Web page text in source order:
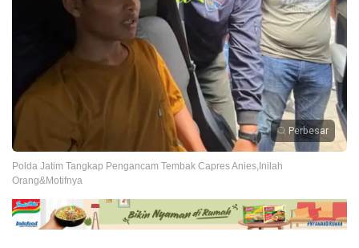
Perbesar
Polda Jatim Tangkap Pengancam Tembak Capres Anies,Inilah
Orang&Motifnya